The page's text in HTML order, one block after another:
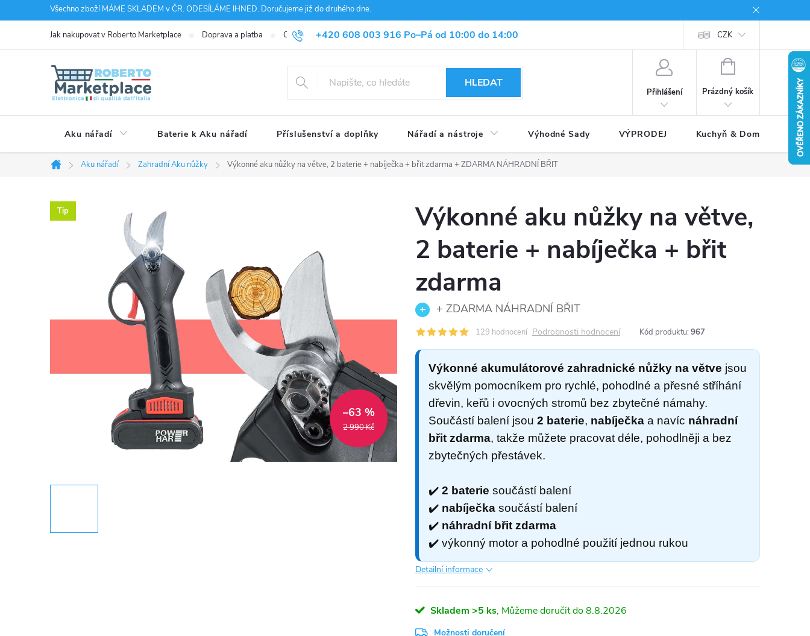
na
Všechno zboží MÁME SKLADEM v ČR. ODESÍLÁME IHNED. Doručujeme již do druhého dne.
+420 608 003 916 Po–Pá od 10:00 do 14:00
Jak nakupovat v Roberto Marketplace Doprava a platba Obchodní podmínky Ochrana osobních údajů a GDPR Kontakt CZK
HLEDAT
Přihlášení
NÁKUPNÍ
Prázdný košík
Aku nářadí Baterie k Aku nářadí Příslušenství a doplňky Nářadí a nástroje Výhodné Sady VÝPRODEJ Kuchyň & Domácnost
Domů
Aku nářadí Zahradní Aku nůžky Výkonné aku nůžky na větve, 2 baterie + nabíječka + břit zdarma + ZDARMA NÁHRADNÍ BŘIT
Tip
2 990 Kč
–63 %
Výkonné aku nůžky na větve,
2 baterie + nabíječka + břit
zdarma
+ ZDARMA NÁHRADNÍ BŘIT
129 hodnocení Podrobnosti hodnocení Kód produktu: 967
Výkonné akumulátorové zahradnické nůžky na větve jsou
skvělým pomocníkem pro rychlé, pohodlné a přesné stříhání
dřevin, keřů i ovocných stromů bez zbytečné námahy.
Součástí balení jsou 2 baterie, nabíječka a navíc náhradní
břit zdarma, takže můžete pracovat déle, pohodlněji a bez
zbytečných přestávek.
✔️ 2 baterie součástí balení
✔️ nabíječka součástí balení
✔️ náhradní břit zdarma
✔️ výkonný motor a pohodlné použití jednou rukou
Detailní informace
Skladem >5 ks 8.8.2026
Možnosti doručení